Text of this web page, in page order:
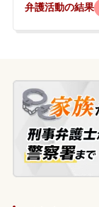
弁護活動の結果